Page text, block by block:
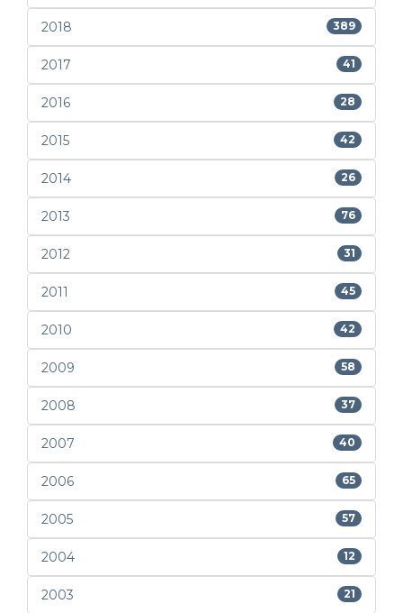
2018 389
2017 41
2016 28
2015 42
2014 26
2013 76
2012 31
2011 45
2010 42
2009 58
2008 37
2007 40
2006 65
2005 57
2004 12
2003 21